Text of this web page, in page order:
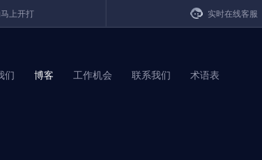
马上开打 实时在线客服
们 博客 工作机会 联系我们 术语表